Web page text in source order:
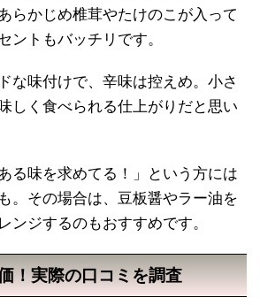
らかじめ椎茸やたけのこが入って
ントもバッチリです。
な味付けで、辛味は控えめ。小さ
しく食べられる仕上がりだと思い
る味を求めてる！」という方には
。その場合は、豆板醤やラー油を
ンジするのもおすすめです。
！実際の口コミを調査